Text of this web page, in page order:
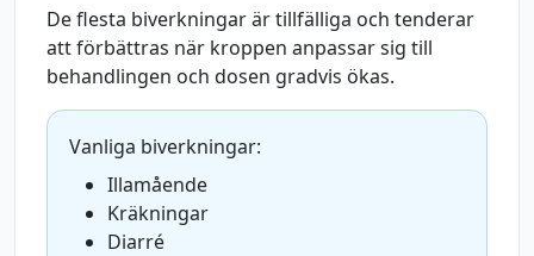
De flesta biverkningar är tillfälliga och tenderar
att förbättras när kroppen anpassar sig till
behandlingen och dosen gradvis ökas.
Vanliga biverkningar:
Illamående
Kräkningar
Diarré